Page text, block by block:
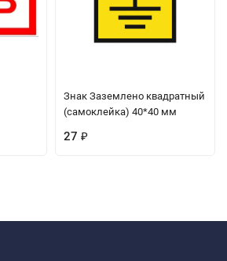
Знак Заземлено квадратный
(самоклейка) 40*40 мм
27 ₽